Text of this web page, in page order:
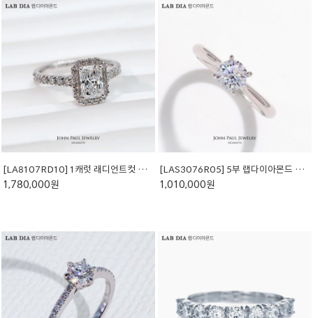
[LA8107RD10] 1캐럿 래디언트컷 랩다이아몬드 반지
1,780,000원
[LAS3076R05] 5부 랩다이아몬드 반지
1,010,000원